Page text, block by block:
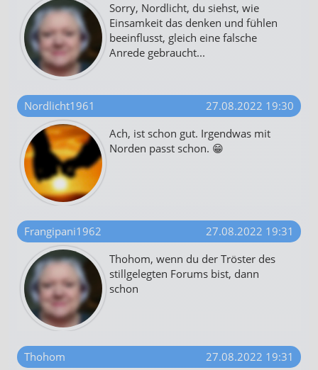
Sorry, Nordlicht, du siehst, wie
Einsamkeit das denken und fühlen
beeinflusst, gleich eine falsche
Anrede gebraucht...
Nordlicht1961
27.08.2022 19:30
Ach, ist schon gut. Irgendwas mit
Norden passt schon. 😁
Frangipani1962
27.08.2022 19:31
Thohom, wenn du der Tröster des
stillgelegten Forums bist, dann
schon
Thohom
27.08.2022 19:31